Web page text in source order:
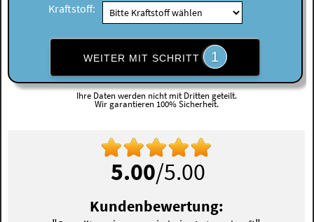
Kraftstoff:
WEITER MIT SCHRITT 1
Ihre Daten werden nicht mit Dritten geteilt.
Wir garantieren 100% Sicherheit.
5.00/5.00
Kundenbewertung: